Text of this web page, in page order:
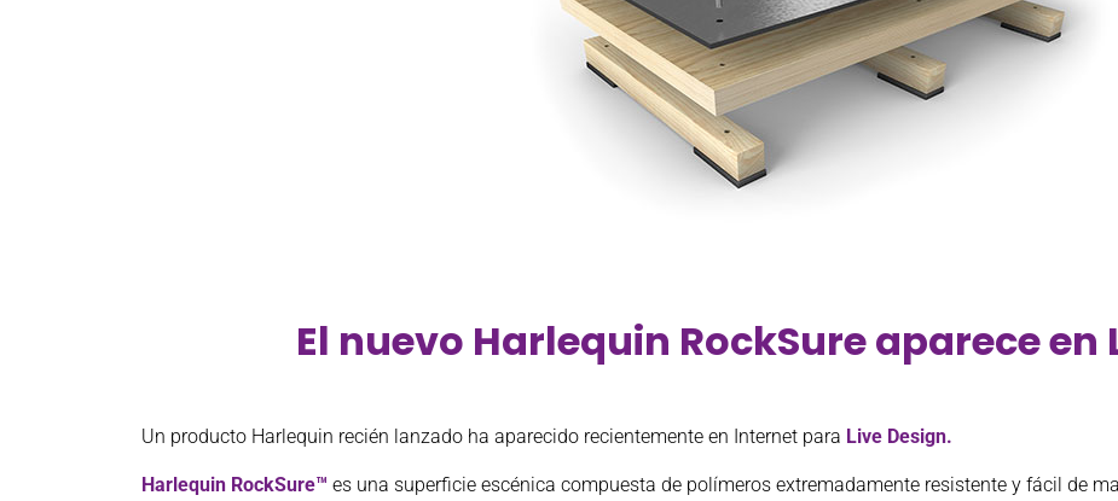
El nuevo Harlequin RockSure aparece en
Un producto Harlequin recién lanzado ha aparecido recientemente en Internet para Live Design.
Harlequin RockSure™ es una superficie escénica compuesta de polímeros extremadamente resistente y fácil de